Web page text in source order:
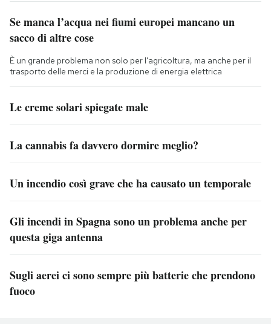
Se manca l’acqua nei fiumi europei mancano un
sacco di altre cose
È un grande problema non solo per l'agricoltura, ma anche per il
trasporto delle merci e la produzione di energia elettrica
Le creme solari spiegate male
La cannabis fa davvero dormire meglio?
Un incendio così grave che ha causato un temporale
Gli incendi in Spagna sono un problema anche per
questa giga antenna
Sugli aerei ci sono sempre più batterie che prendono
fuoco